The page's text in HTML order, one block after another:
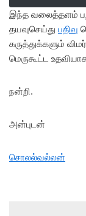
இந்த வலைத்தளம்
தயவுசெய்து பதிவு
கருத்துக்களும்
மெருகூட்ட
நன்றி.
அன்புடன்
சொலல்வல்லன்